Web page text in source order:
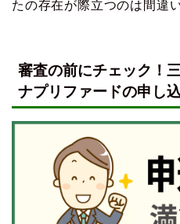
たの存在が際立つのは間違
審査の前にチェック！
ナプリファードの申し